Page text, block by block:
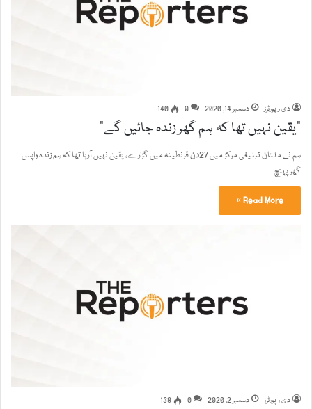
دی رپورٹرز دسمبر 14, 2020 0
140
"یقین نہیں تھا کہ ہم گھر زندہ جائیں گے"
ہم نے ملتان تبلیغی مرکز میں 27دن قرنطینہ میں گزارے، یقین نہیں آرہا تھا کہ ہم زندہ واپس
گھر پہنچ…
Read More »
دی رپورٹرز دسمبر 2, 2020 0
138